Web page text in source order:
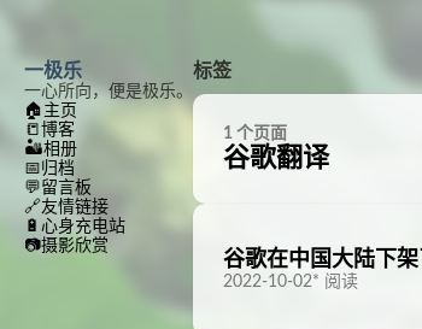
一极乐
一心所向，便是极乐。
🏠 主页
📒 博客
🏜️相册
📅 归档
💬留言板
🔗友情链接
🔋 心身充电站
📷摄影欣赏
标签
1 个页面
谷歌翻译
谷歌在中国大陆下
2022-10-02* 阅读